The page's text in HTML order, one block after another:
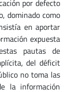
por defecto
dominado como
en aportar
expuesta
pautas de
del déficit
no toma las
la información